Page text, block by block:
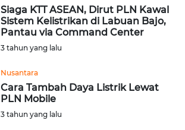
Siaga KTT ASEAN, Dirut PLN Kawal
Sistem Kelistrikan di Labuan Bajo,
Pantau via Command Center
3 tahun yang lalu
Nusantara
Cara Tambah Daya Listrik Lewat
PLN Mobile
3 tahun yang lalu